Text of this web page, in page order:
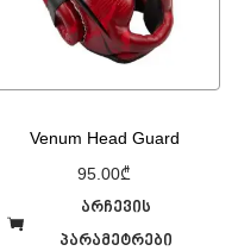
Venum Head Guard
95.00₾
არჩევის
პარამეტრები